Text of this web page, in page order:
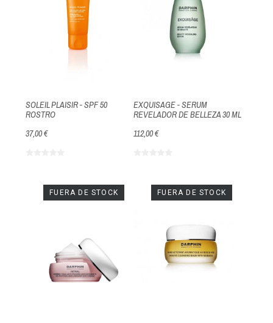
SOLEIL PLAISIR - SPF 50
ROSTRO
37,00 €
EXQUISAGE - SERUM
REVELADOR DE BELLEZA 30 ML
112,00 €
FUERA DE STOCK FUERA DE STOCK